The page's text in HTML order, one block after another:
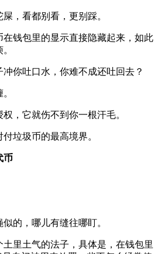
，看都别看，更别踩。
钱包里的显示直接隐藏起来，如此
你吐口水，你难不成还吐回去？
，它就伤不到你一根汗毛。
垃圾币的最高境界。
币
的，哪儿有缝往哪盯。
里土气的法子，具体是，在钱包里